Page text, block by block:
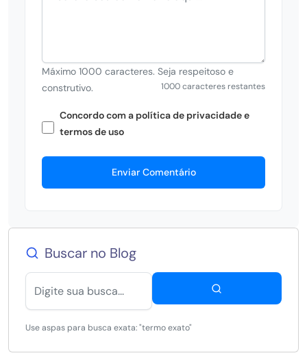
Máximo 1000 caracteres. Seja respeitoso e
construtivo.
1000 caracteres restantes
Concordo com a política de privacidade e
termos de uso
Enviar Comentário
Buscar no Blog
Use aspas para busca exata: "termo exato"